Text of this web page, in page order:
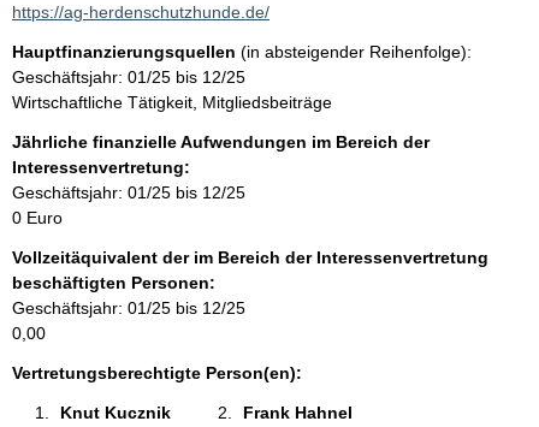
a
t
i
n
f
o
r
m
t
i
o
n
e
https://ag-herdenschutzhunde.de/
Hauptfinanzierungsquellen (in absteigender Reihenfolge):
Geschäftsjahr: 01/25 bis 12/25
Wirtschaftliche Tätigkeit, Mitgliedsbeiträge
Jährliche finanzielle Aufwendungen im Bereich der
Interessenvertretung:
Geschäftsjahr: 01/25 bis 12/25
0 Euro
Vollzeitäquivalent der im Bereich der Interessenvertretung
beschäftigten Personen:
Geschäftsjahr: 01/25 bis 12/25
0,00
Vertretungsberechtigte Person(en):
Knut Kucznik
Frank Hahnel